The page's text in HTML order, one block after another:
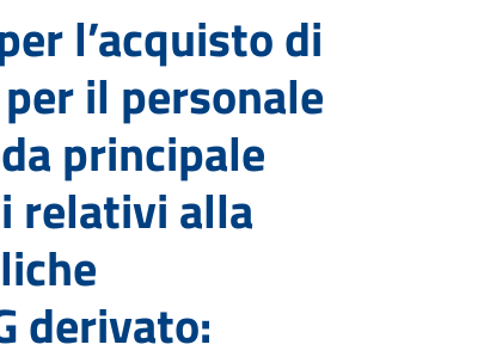
l’acquisto di
il personale
principale
relativi alla
derivato: